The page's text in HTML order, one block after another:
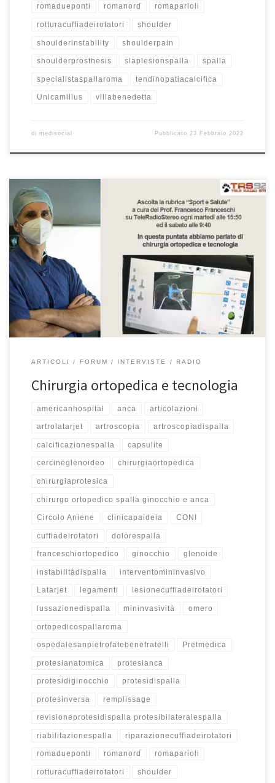
romadueponti romanord romaparioli
rotturacuffiadeirotatori shoulder
shoulderinstability shoulderpain
shoulderprosthesis slaplesionspalla spalla
specialistaspallaroma tendinopatiacalcifica
Unicamillus villabenedetta
di medisocial Pubblicato23 Febbraio 2022
Chirurgia ortopedica e tecnologia Prof. Francesco Franceschi
ortopedico spalla, ginocchio e anca a Roma Primario di Ortopedia
all’Ospedale San Pietro Fatebenefratelli a Roma. Rubrica
radiofonica “Sport e Salute” in onda su TeleradioStereo ogni
martedì alle 15:50 ed il sabato alle 9:40 . In questa puntata della
mia rubrica radiofonica bisettimanale, […]
ARTICOLI FORUM INTERVISTE RADIO
Chirurgia ortopedica e tecnologia
americanhospital anca articolazioni
artrolatarjet artroscopia artroscopiadispalla
calcificazionespalla capsulite
cercineglenoideo chirurgiaortopedica
chirurgiaprotesica
chirurgo ortopedico spalla ginocchio e anca
Circolo Aniene clinicapaideia CONI
cuffiadeirotatori dolorespalla
franceschiortopedico ginocchio glenoide
instabilitàdispalla interventomininvasivo
Latarjet legamenti lesionecuffiadeirotatori
lussazionedispalla mininvasività omero
ortopedicospallaroma
ospedalesanpietrofatebenefratelli Pretmedica
protesianatomica protesianca
protesidiginocchio protesidispalla
protesinversa remplissage
revisioneprotesidispalla protesibilateralespalla
riabilitazionespalla riparazionecuffiadeirotatori
romadueponti romanord romaparioli
rotturacuffiadeirotatori shoulder